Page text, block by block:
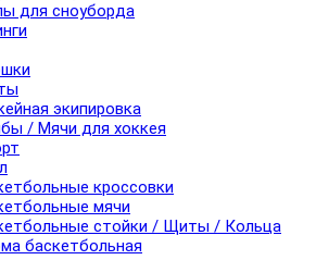
для сноуборда
экипировка
/ Мячи для хоккея
кроссовки
мячи
стойки / Щиты / Кольца
баскетбольная